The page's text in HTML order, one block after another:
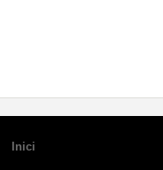
Inici